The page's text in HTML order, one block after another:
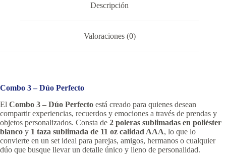
Descripción
Valoraciones (0)
Combo 3 – Dúo Perfecto
El Combo 3 – Dúo Perfecto está creado para quienes desean
compartir experiencias, recuerdos y emociones a través de prendas y
objetos personalizados. Consta de 2 poleras sublimadas en poliéster
blanco y 1 taza sublimada de 11 oz calidad AAA, lo que lo
convierte en un set ideal para parejas, amigos, hermanos o cualquier
dúo que busque llevar un detalle único y lleno de personalidad.